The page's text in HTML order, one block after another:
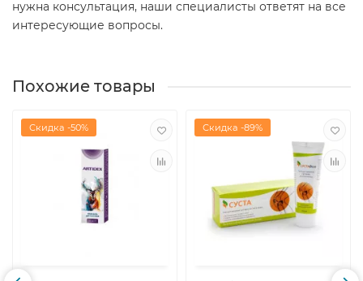
нужна консультация, наши специалисты ответят на все
интересующие вопросы.
Похожие товары
Скидка -50% Скидка -89%